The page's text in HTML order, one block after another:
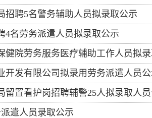
招聘5名警务辅助人员拟录取公示
4名劳务派遣人员拟录取公示
健院劳务服务医疗辅助工作人员拟
开发有限公司拟录用劳务派遣人员
留置看护岗招聘辅警25人拟录取人
遣人员录取公示